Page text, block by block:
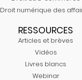
Droit numérique des
RESSOURCES
Articles et brèves
Vidéos
Livres blancs
Webinar